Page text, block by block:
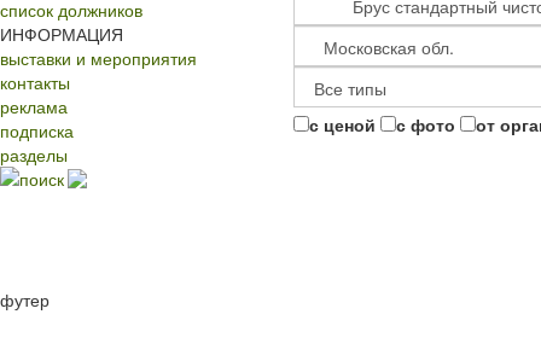
список должников
ИНФОРМАЦИЯ
выставки и мероприятия
контакты
реклама
подписка
разделы
поиск
с ценой с фото от
футер